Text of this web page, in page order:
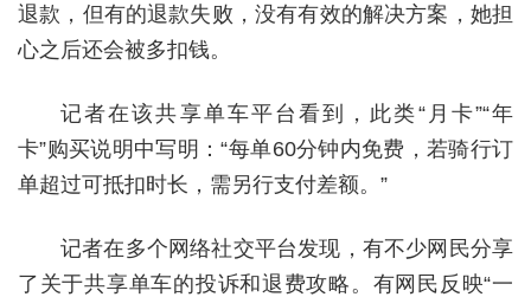
退款，但有的退款失败，没有有效的解决方案，她担
心之后还会被多扣钱。
记者在该共享单车平台看到，此类“月卡”“年
卡”购买说明中写明：“每单60分钟内免费，若骑行订
单超过可抵扣时长，需另行支付差额。”
记者在多个网络社交平台发现，有不少网民分享
了关于共享单车的投诉和退费攻略。有网民反映“一